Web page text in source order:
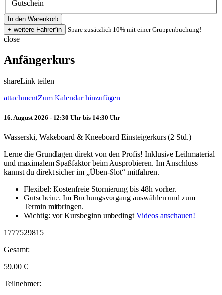
Gutschein
Spare zusätzlich 10% mit einer Gruppenbuchung!
close
Anfängerkurs
shareLink teilen
attachmentZum Kalendar hinzufügen
16. August 2026 - 12:30 Uhr bis 14:30 Uhr
Wasserski, Wakeboard & Kneeboard Einsteigerkurs (2 Std.)
Lerne die Grundlagen direkt von den Profis! Inklusive Leihmaterial
und maximalem Spaßfaktor beim Ausprobieren. Im Anschluss
kannst du direkt sicher im „Üben-Slot“ mitfahren.
Flexibel: Kostenfreie Stornierung bis 48h vorher.
Gutscheine: Im Buchungsvorgang auswählen und zum
Termin mitbringen.
Wichtig: vor Kursbeginn unbedingt Videos anschauen!
1777529815
Gesamt:
59.00 €
Teilnehmer: